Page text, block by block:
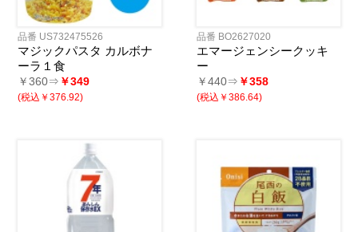
品番 US732475526
マジックパスタ カルボナ
ーラ１食
￥360⇒ ￥349
(税込￥376.92)
品番 BO2627020
エマージェンシークッキ
ー
￥440⇒ ￥358
(税込￥386.64)